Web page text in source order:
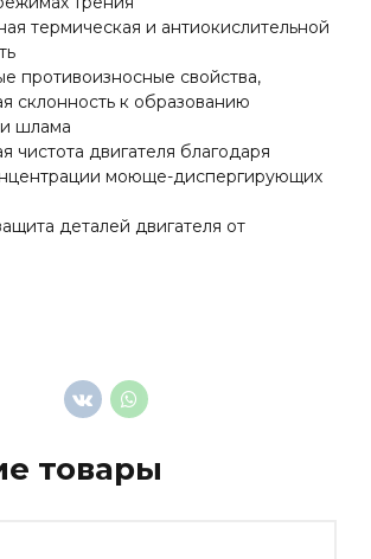
термическая и антиокислительной
противоизносные свойства,
склонность к образованию
шлама
чистота двигателя благодаря
моюще-диспергирующих
деталей двигателя от
товары